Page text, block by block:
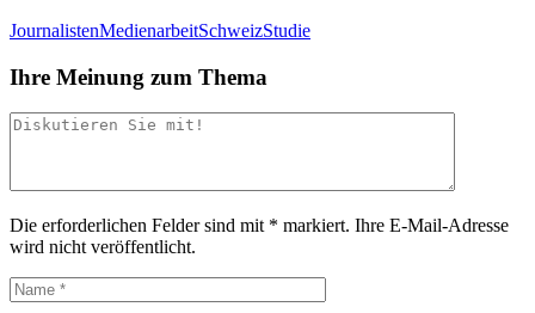
JournalistenMedienarbeitSchweizStudie
Ihre Meinung zum Thema
Die erforderlichen Felder sind mit * markiert. Ihre E-Mail-Adresse
wird nicht veröffentlicht.